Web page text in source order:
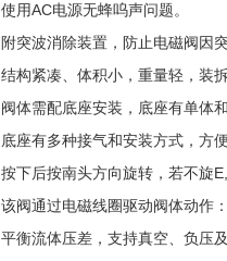
使用AC电源无蜂呜声问题。
附突波消除装置，防止电磁阀因
结构紧凑、体积小，重量轻，装
阀体需配底座安装，底座有单体
底座有多种接气和安装方式，方
按下后按南头方向旋转，若不
该阀通过电磁线圈驱动阀体动作
平衡流体压差，支持真空、负压